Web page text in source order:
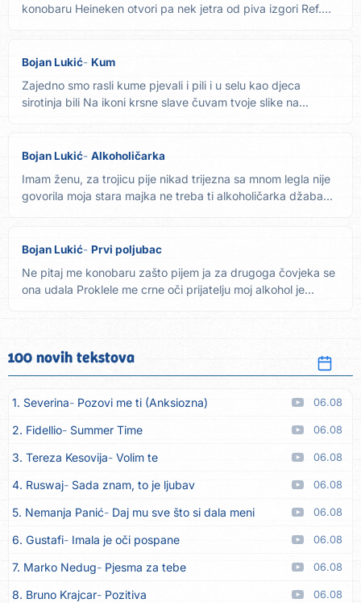
konobaru Heineken otvori pa nek jetra od piva izgori Ref.
Bojan Lukić Kum
Zajedno smo rasli kume pjevali i pili i u selu kao djeca
sirotinja bili Na ikoni krsne slave čuvam tvoje slike na...
Bojan Lukić Alkoholičarka
Imam ženu, za trojicu pije nikad trijezna sa mnom legla nije
govorila moja stara majka ne treba ti alkoholičarka džaba...
Bojan Lukić Prvi poljubac
Ne pitaj me konobaru zašto pijem ja za drugoga čovjeka se
ona udala Proklele me crne oči prijatelju moj alkohol je...
100 novih tekstova
1. Severina Pozovi me ti (Anksiozna) 06.08
2. Fidellio Summer Time 06.08
3. Tereza Kesovija Volim te 06.08
4. Ruswaj Sada znam, to je ljubav 06.08
5. Nemanja Panić Daj mu sve što si dala meni 06.08
6. Gustafi Imala je oči pospane 06.08
7. Marko Nedug Pjesma za tebe 06.08
8. Bruno Krajcar Pozitiva 06.08